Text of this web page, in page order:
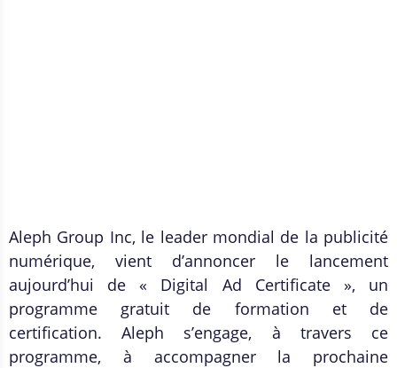
Aleph Group Inc, le leader mondial de la publicité
numérique, vient d’annoncer le lancement
aujourd’hui de « Digital Ad Certificate », un
programme gratuit de formation et de
certification. Aleph s’engage, à travers ce
programme, à accompagner la prochaine